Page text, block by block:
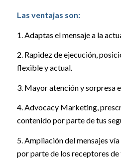
Las ventajas son:
1. Adaptas el mensaje a la
2. Rapidez de ejecución,
flexible y actual.
3. Mayor atención y sorpresa
4. Advocacy Marketing,
contenido por parte de tus
5. Ampliación del mensajes
por parte de los receptores